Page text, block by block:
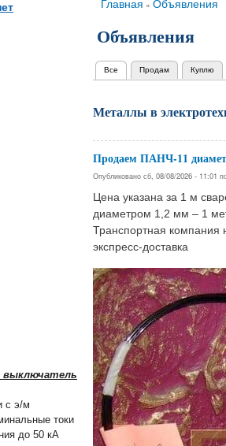
с э/м
токи
до 50 кА
Вы здесь
Главная » Объявления
Объявления
Главные вкладки
Все (активная вкладка)
Продам Куплю
Металлы в
Продаем ПАНЧ-11
Опубликовано сб, 08/08/2026 - 11:01
Цена указана за 1 м
диаметром 1,2 мм – 1
Транспортная
экспресс-доставка